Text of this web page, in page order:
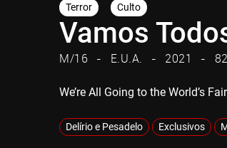
Terror Culto
Vamos
M/16 E.U.A. 2021
We’re All Going to the World’s Fair
Delírio e Pesadelo Exclusivos